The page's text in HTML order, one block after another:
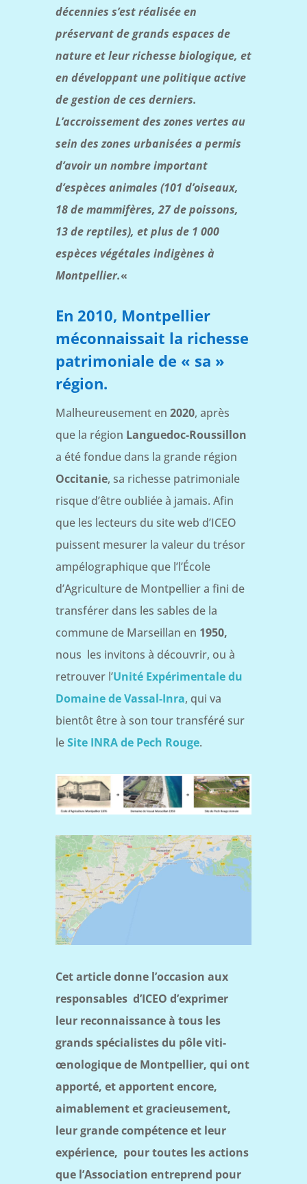
décennies s’est réalisée en
préservant de grands espaces de
nature et leur richesse biologique, et
en développant une politique active
de gestion de ces derniers.
L’accroissement des zones vertes au
sein des zones urbanisées a permis
d’avoir un nombre important
d’espèces animales (101 d’oiseaux,
18 de mammifères, 27 de poissons,
13 de reptiles), et plus de 1 000
espèces végétales indigènes à
Montpellier.«
En 2010, Montpellier
méconnaissait la richesse
patrimoniale de « sa »
région.
Malheureusement en 2020, après
que la région Languedoc-Roussillon
a été fondue dans la grande région
Occitanie, sa richesse patrimoniale
risque d’être oubliée à jamais. Afin
que les lecteurs du site web d’ICEO
puissent mesurer la valeur du trésor
ampélographique que l’l’École
d’Agriculture de Montpellier a fini de
transférer dans les sables de la
commune de Marseillan en 1950,
nous les invitons à découvrir, ou à
retrouver l’Unité Expérimentale du
Domaine de Vassal-Inra, qui va
bientôt être à son tour transféré sur
leSite INRA de Pech Rouge.
Cet article donne l’occasion aux
responsables d’ICEO d’exprimer
leur reconnaissance à tous les
grands spécialistes du pôle viti-
œnologique de Montpellier, qui ont
apporté, et apportent encore,
aimablement et gracieusement,
leur grande compétence et leur
expérience, pour toutes les actions
que l’Association entreprend pour